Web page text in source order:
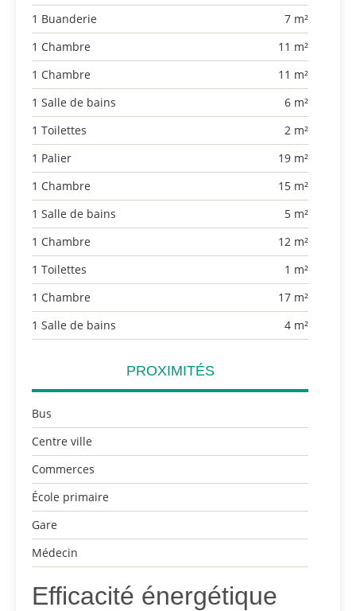
1 Buanderie
7 m²
1 Chambre
11 m²
1 Chambre
11 m²
1 Salle de bains
6 m²
1 Toilettes
2 m²
1 Palier
19 m²
1 Chambre
15 m²
1 Salle de bains
5 m²
1 Chambre
12 m²
1 Toilettes
1 m²
1 Chambre
17 m²
1 Salle de bains
4 m²
PROXIMITÉS
Bus
Centre ville
Commerces
École primaire
Gare
Médecin
Efficacité énergétique